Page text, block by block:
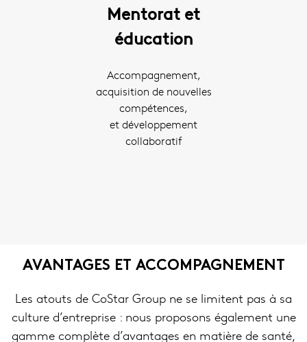
Mentorat et
éducation
Accompagnement,
acquisition de nouvelles
compétences,
et développement
collaboratif
AVANTAGES ET ACCOMPAGNEMENT
Les atouts de CoStar Group ne se limitent pas à sa
culture d’entreprise : nous proposons également une
gamme complète d’avantages en matière de santé,